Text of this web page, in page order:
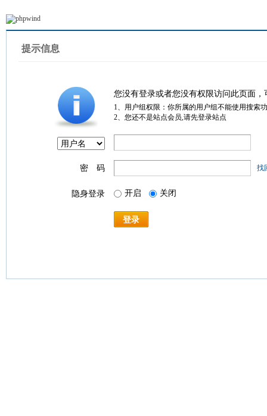
提示信息
您没有登录或者您没有权限访问此页面
1、用户组权限：你所属的用户组不能使用搜索
2、您还不是站点会员,请先登录站点
密 码 找
隐身登录 开启 关闭
登录